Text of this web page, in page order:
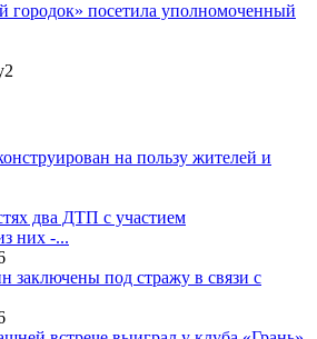
посетила уполномоченный
на пользу жителей и
два ДТП с участием
них -...
заключены под стражу в связи с